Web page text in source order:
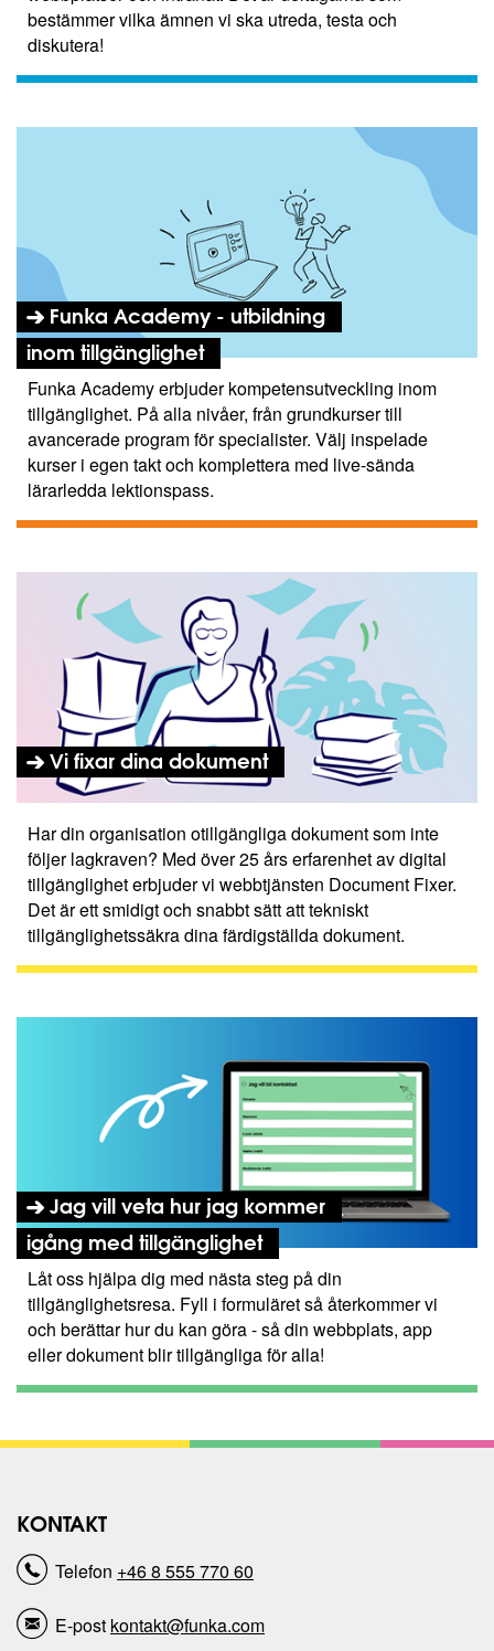
bestämmer vilka ämnen vi ska utreda, testa och
diskutera!
Funka Academy - utbildning
inom tillgänglighet
Funka Academy erbjuder kompetensutveckling inom
tillgänglighet. På alla nivåer, från grundkurser till
avancerade program för specialister. Välj inspelade
kurser i egen takt och komplettera med live-sända
lärarledda lektionspass.
Vi fixar dina dokument
Har din organisation otillgängliga dokument som inte
följer lagkraven? Med över 25 års erfarenhet av digital
tillgänglighet erbjuder vi webbtjänsten Document Fixer.
Det är ett smidigt och snabbt sätt att tekniskt
tillgänglighetssäkra dina färdigställda dokument.
Jag vill veta hur jag kommer
igång med tillgänglighet
Låt oss hjälpa dig med nästa steg på din
tillgänglighetsresa. Fyll i formuläret så återkommer vi
och berättar hur du kan göra - så din webbplats, app
eller dokument blir tillgängliga för alla!
KONTAKT
Telefon +46 8 555 770 60
E-post kontakt@funka.com